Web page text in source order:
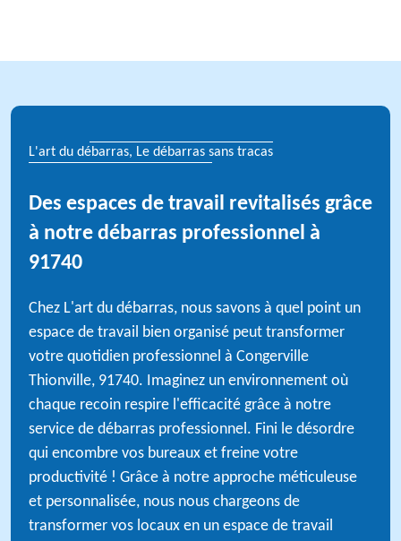
L'art du débarras, Le débarras sans tracas
Des espaces de travail revitalisés grâce
à notre débarras professionnel à
91740
Chez L'art du débarras, nous savons à quel point un
espace de travail bien organisé peut transformer
votre quotidien professionnel à Congerville
Thionville, 91740. Imaginez un environnement où
chaque recoin respire l'efficacité grâce à notre
service de débarras professionnel. Fini le désordre
qui encombre vos bureaux et freine votre
productivité ! Grâce à notre approche méticuleuse
et personnalisée, nous nous chargeons de
transformer vos locaux en un espace de travail